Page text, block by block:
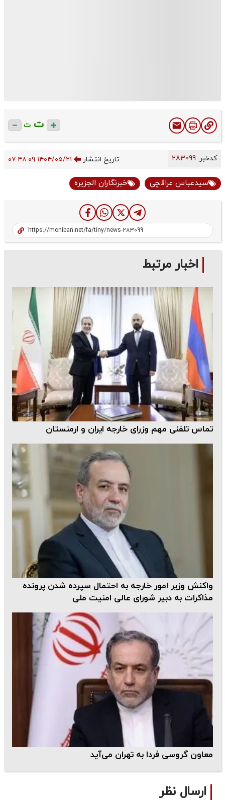
ت ت
کدخبر: تاریخ انتشار ۱۴۰۴/۰۵/۲۱ ۰۷:۴۸:۰۹
سیدعباس عراقچی خبرنگاران الجزیره
اخبار مرتبط
تماس تلفنی مهم وزرای خارجه ایران و ارمنستان
واکنش وزیر امور خارجه به احتمال سپرده شدن پرونده
مذاکرات به دبیر شورای عالی امنیت ملی
معاون گروسی فردا به تهران می‌آید
ارسال نظر